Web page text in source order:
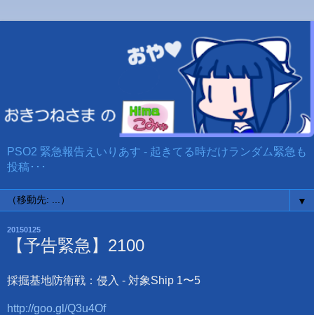
PSO2 緊急報告えいりあす - 起きてる時だけランダム緊急も
投稿･･･
▼
20150125
【予告緊急】2100
採掘基地防衛戦：侵入 - 対象Ship 1〜5
http://goo.gl/Q3u4Of